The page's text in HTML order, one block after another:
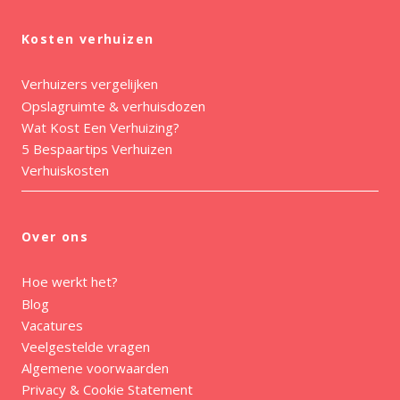
Kosten verhuizen
Verhuizers vergelijken
Opslagruimte & verhuisdozen
Wat Kost Een Verhuizing?
5 Bespaartips Verhuizen
Verhuiskosten
Over ons
Hoe werkt het?
Blog
Vacatures
Veelgestelde vragen
Algemene voorwaarden
Privacy & Cookie Statement